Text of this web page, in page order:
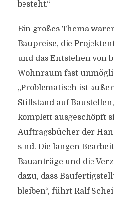
besteht.“
Ein großes Thema
Baupreise, die
und das Entstehen von
Wohnraum fast
„Problematisch ist
Stillstand auf
komplett ausgeschöpft
Auftragsbücher der
sind. Die langen
Bauanträge und die
dazu, dass
bleiben“, führt Ralf